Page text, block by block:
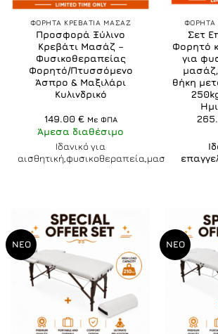
ΦΟΡΗΤΑ ΚΡΕΒΑΤΙΑ ΜΑΣΑΖ
Προσφορά Ξύλινο
Κρεβάτι Μασάζ –
Φυσικοθεραπείας
Φορητό/Πτυσσόμενο
Άσπρο & Μαξιλάρι
Κυλινδρικό
149.00 € Με ΦΠΑ
Άμεσα διαθέσιμο
Ιδανικό για
αισθητική,φυσικοθεραπεία,μασάζ
ΦΟΡΗΤΑ
Σετ
Φορητό
για
θήκη
ΝΕΟ ΝΕΟ